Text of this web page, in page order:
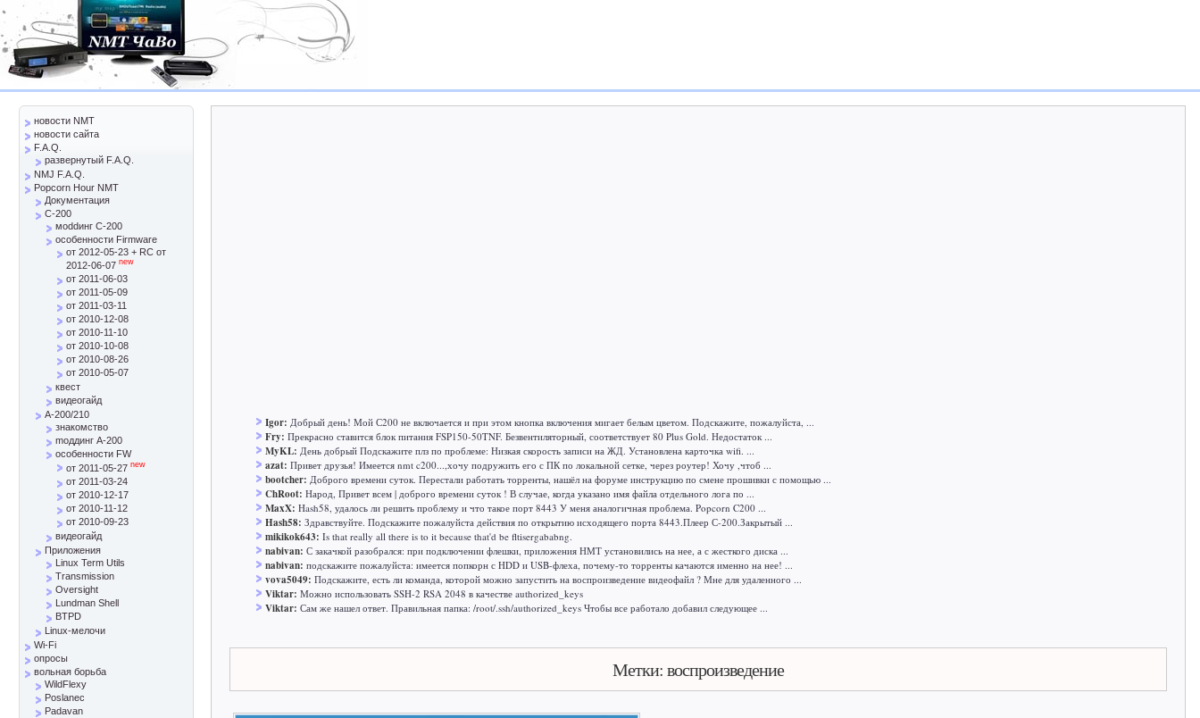
Igor: Добрый день! Мой С200 не включается и при этом кнопка включения мигает белым цветом. Подскажите, пожалуйста, ...
Fry: Прекрасно ставится блок питания FSP150-50TNF. Безвентиляторный, соответствует 80 Plus Gold. Недостаток ...
MyKL: День добрый Подскажите плз по проблеме: Низкая скорость записи на ЖД. Установлена карточка wifi. ...
azat: Привет друзья! Имеется nmt c200...,хочу подружить его с ПК по локальной сетке, через роутер! Хочу ,чтоб ...
bootcher: Доброго времени суток. Перестали работать торренты, нашёл на форуме инструкцию по смене прошивки с помощью ...
ChRoot: Народ, Привет всем | доброго времени суток ! В случае, когда указано имя файла отдельного лога по ...
MaxX: Hash58, удалось ли решить проблему и что такое порт 8443 У меня аналогичная проблема. Popcorn C200 ...
Hash58: Здравствуйте. Подскажите пожалуйста действия по открытию исходящего порта 8443.Плеер С-200.Закрытый ...
mikikok643: Is that really all there is to it because that'd be fltisergababng.
nabivan: С закачкой разобрался: при подключении флешки, приложения НМТ установились на нее, а с жесткого диска ...
nabivan: подскажите пожалуйста: имеется попкорн с HDD и USB-флеха, почему-то торренты качаются именно на нее! ...
vova5049: Подскажите, есть ли команда, которой можно запустить на воспроизведение видеофайл ? Мне для удаленного ...
Viktar: Можно использовать SSH-2 RSA 2048 в качестве authorized_keys
Viktar: Сам же нашел ответ. Правильная папка: /root/.ssh/authorized_keys Чтобы все работало добавил следующее ...
Метки: воспроизведение
новости NMT
новости сайта
F.A.Q.
развернутый F.A.Q.
NMJ F.A.Q.
Popcorn Hour NMT
Документация
C-200
моddинг C-200
особенности Firmware
от 2012-05-23 + RC от
2012-06-07 new
от 2011-06-03
от 2011-05-09
от 2011-03-11
от 2010-12-08
от 2010-11-10
от 2010-10-08
от 2010-08-26
от 2010-05-07
квест
видеогайд
A-200/210
знакомство
mоддинг A-200
особенности FW
от 2011-05-27 new
от 2011-03-24
от 2010-12-17
от 2010-11-12
от 2010-09-23
видеогайд
Приложения
Linux Term Utils
Transmission
Oversight
Lundman Shell
BTPD
Linux-мелочи
Wi-Fi
опросы
вольная борьба
WildFlexy
Poslanec
Padavan